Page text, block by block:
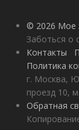
© 2026 Мое
Заботься о
Контакты
Политика
г. Москва,
проезд 10,
Обратная